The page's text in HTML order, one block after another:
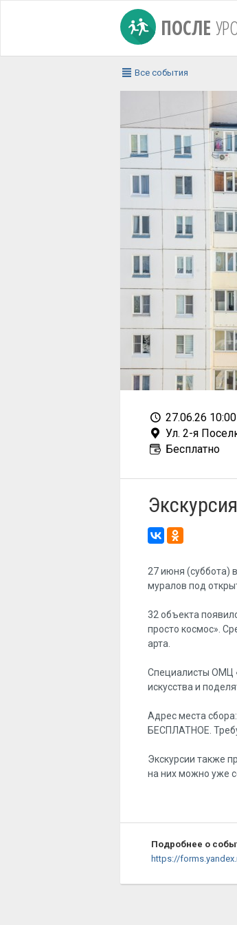
ПОСЛЕ
Все события
27.06.26 10:00
Ул. 2-я
Бесплатно
27 июня (суббота)
муралов под
32 объекта
просто космос».
арта.
Специалисты ОМЦ
искусства и
Адрес места
БЕСПЛАТНОЕ.
Экскурсии также
на них можно уже
Подробнее о
https://